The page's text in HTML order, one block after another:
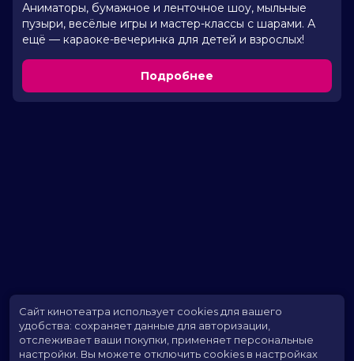
Аниматоры, бумажное и ленточное шоу, мыльные
пузыри, весёлые игры и мастер-классы с шарами. А
ещё — караоке-вечеринка для детей и взрослых!
Подробнее
Сайт кинотеатра использует cookies для вашего
удобства: сохраняет данные для авторизации,
отслеживает ваши покупки, применяет персональные
настройки. Вы можете отключить cookies в настройках